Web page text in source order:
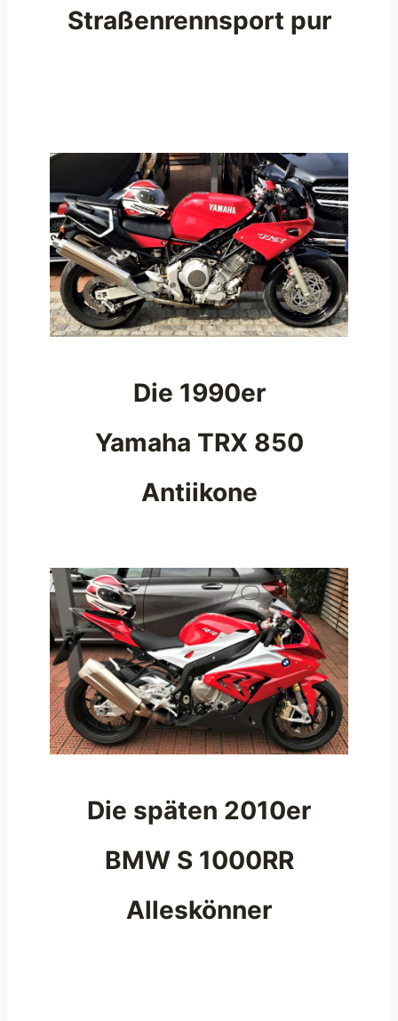
Straßenrennsport pur
Die 1990er
Yamaha TRX 850
Antiikone
Die späten 2010er
BMW S 1000RR
Alleskönner